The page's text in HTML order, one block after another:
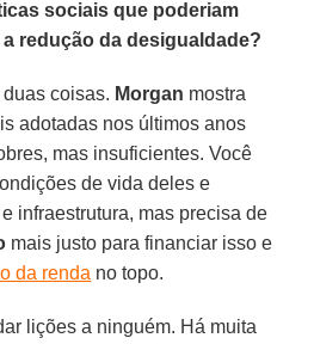
sociais que poderiam
redução da desigualdade?
coisas. Morgan mostra
adotadas nos últimos anos
mas insuficientes. Você
de vida deles e
infraestrutura, mas precisa de
mais justo para financiar isso e
da renda no topo.
lições a ninguém. Há muita